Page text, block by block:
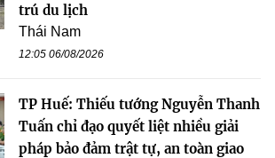
trú du lịch
Thái Nam
12:05 06/08/2026
TP Huế: Thiếu tướng Nguyễn Thanh
Tuấn chỉ đạo quyết liệt nhiều giải
pháp bảo đảm trật tự, an toàn giao